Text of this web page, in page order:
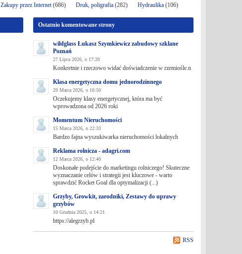
Zakupy przez Internet(686) Druk, poligrafia (282) Hydraulika (106)
Ostatnio komentowane strony
wildglass Łukasz Szymkiewicz zabudowy szklane
Poznań
27 Lipca 2026, o 17:20
Konkretnie i rzeczowo widać doświadczenie w rzemiośle.n
Klasa energetyczna domu jednorodzinnego
29 Marca 2026, o 16:50
Oczekujemy klasy energetycznej, która ma być
wprowadzona od 2026 roki
Momentum Nieruchomości
15 Marca 2026, o 22:33
Bardzo fajna wyszukiwarka nieruchomości lokalnych
Reklama rolnicza - adagri.com
12 Marca 2026, o 12:40
Doskonałe podejście do marketingu rolniczego! Skuteczne
wyznaczanie celów i strategii jest kluczowe - warto
sprawdzić Rocket Goal dla optymalizacji (...)
Grzyby, Growkit, zarodniki, Zestawy do uprawy
grzybów
10 Grudnia 2025, o 14:21
https://alegrzyb.pl
RSS